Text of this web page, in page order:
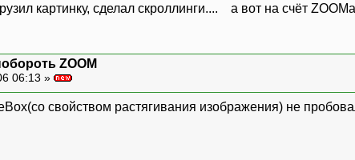
картинку, сделал скроллинги.... а вот на счёт
ZOOM
06:13 »
свойством растягивания изображения) не